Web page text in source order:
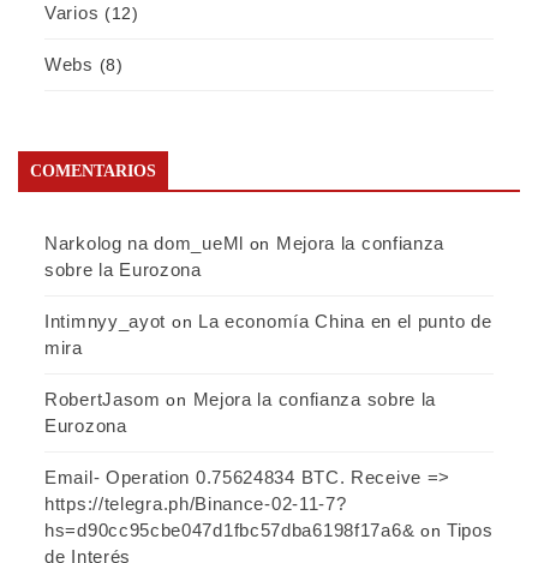
Varios (12)
Webs (8)
COMENTARIOS
Narkolog na dom_ueMl on Mejora la confianza
sobre la Eurozona
Intimnyy_ayot on La economía China en el punto de
mira
RobertJasom on Mejora la confianza sobre la
Eurozona
Email- Operation 0.75624834 BTC. Receive =>
https://telegra.ph/Binance-02-11-7?
hs=d90cc95cbe047d1fbc57dba6198f17a6& onTipos
de Interés